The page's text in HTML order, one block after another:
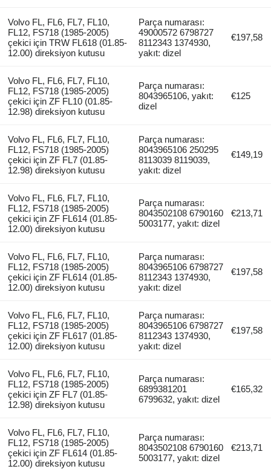
Volvo FL, FL6, FL7, FL10,
FL12, FS718 (1985-2005)
çekici için TRW FL618 (01.85-
12.00) direksiyon kutusu
Parça numarası:
49000572 6798727
8112343 1374930,
yakıt: dizel
€197,58
Volvo FL, FL6, FL7, FL10,
FL12, FS718 (1985-2005)
çekici için ZF FL10 (01.85-
12.98) direksiyon kutusu
Parça numarası:
8043965106, yakıt:
dizel
€125
Volvo FL, FL6, FL7, FL10,
FL12, FS718 (1985-2005)
çekici için ZF FL7 (01.85-
12.98) direksiyon kutusu
Parça numarası:
8043965106 250295
8113039 8119039,
yakıt: dizel
€149,19
Volvo FL, FL6, FL7, FL10,
FL12, FS718 (1985-2005)
çekici için ZF FL614 (01.85-
12.00) direksiyon kutusu
Parça numarası:
8043502108 6790160
5003177, yakıt: dizel
€213,71
Volvo FL, FL6, FL7, FL10,
FL12, FS718 (1985-2005)
çekici için ZF FL614 (01.85-
12.00) direksiyon kutusu
Parça numarası:
8043965106 6798727
8112343 1374930,
yakıt: dizel
€197,58
Volvo FL, FL6, FL7, FL10,
FL12, FS718 (1985-2005)
çekici için ZF FL617 (01.85-
12.00) direksiyon kutusu
Parça numarası:
8043965106 6798727
8112343 1374930,
yakıt: dizel
€197,58
Volvo FL, FL6, FL7, FL10,
FL12, FS718 (1985-2005)
çekici için ZF FL7 (01.85-
12.98) direksiyon kutusu
Parça numarası:
6899381201
6799632, yakıt: dizel
€165,32
Volvo FL, FL6, FL7, FL10,
FL12, FS718 (1985-2005)
çekici için ZF FL614 (01.85-
12.00) direksiyon kutusu
Parça numarası:
8043502108 6790160
5003177, yakıt: dizel
€213,71